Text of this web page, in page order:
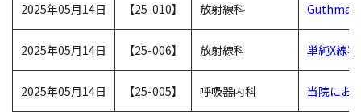
2025年05月14日 【25-010】 放射線科
2025年05月14日 【25-006】 放射線科 単純X線
2025年05月14日 【25-005】 呼吸器内科 当院にお